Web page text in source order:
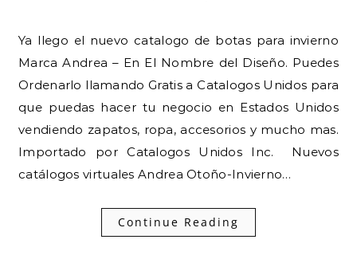
Ya llego el nuevo catalogo de botas para invierno
Marca Andrea – En El Nombre del Diseño. Puedes
Ordenarlo llamando Gratis a Catalogos Unidos para
que puedas hacer tu negocio en Estados Unidos
vendiendo zapatos, ropa, accesorios y mucho mas.
Importado por Catalogos Unidos Inc. Nuevos
catálogos virtuales Andrea Otoño-Invierno…
Continue Reading